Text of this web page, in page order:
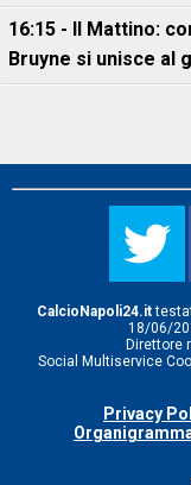
16:15 - Il Mattino:
Bruyne si unisce al
CalcioNapoli24.it
18/06/
Direttore
Social Multiservice
Privacy